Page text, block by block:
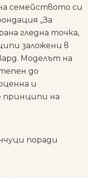
семейството си
„За
гледна точка,
заложени в
Моделът на
до
и
принципи на
поради